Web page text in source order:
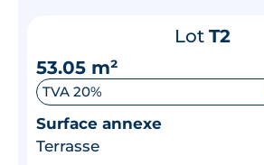
Lot T2
53.05 m²
TVA 20%
Surface annexe
Terrasse